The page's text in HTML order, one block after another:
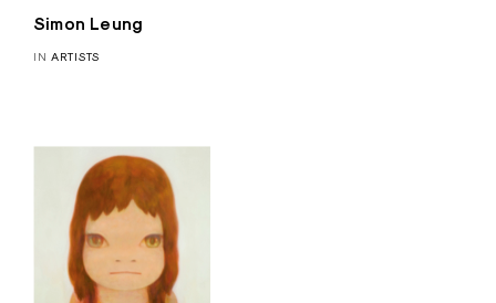
Simon Leung
IN ARTISTS